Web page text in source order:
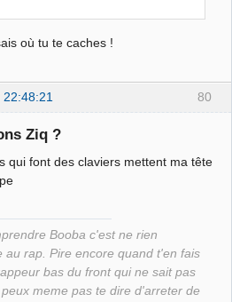
où tu te caches !
80
22:48:21
Ziq ?
qui font des claviers mettent ma tête
Booba c'est ne rien
au rap. Pire encore quand t'en fais
bas du front qui ne sait pas
meme pas te dire d'arreter de